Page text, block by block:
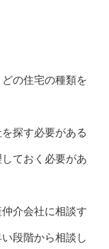
の住宅の種類を
探す必要がある
ておく必要があ
介会社に相談す
段階から相談し